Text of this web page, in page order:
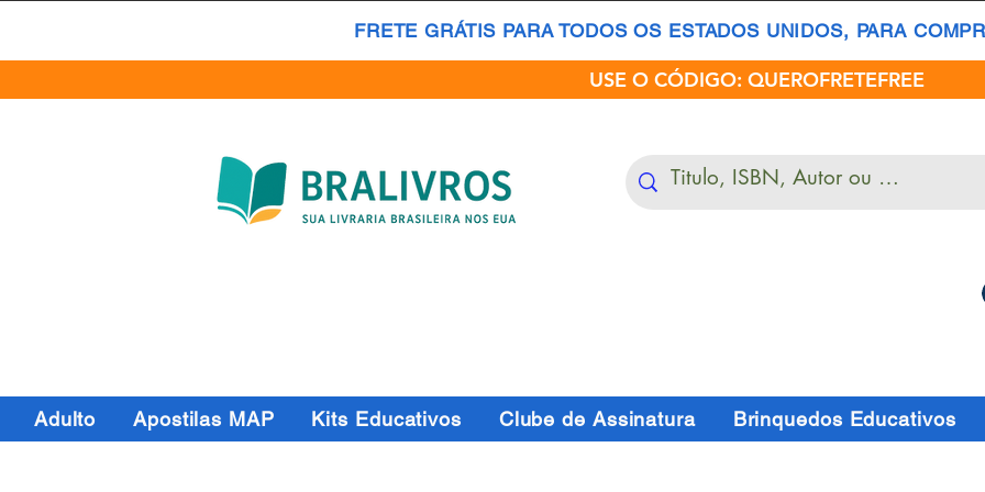
FRETE GRÁTIS PARA TODOS OS ESTADOS UNIDOS, PARA
USE O CÓDIGO: QUEROFRETEFREE
Adulto Apostilas MAP Kits Educativos Clube de Assinatura Brinquedos Educativos